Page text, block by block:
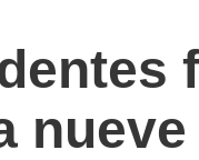
nueve